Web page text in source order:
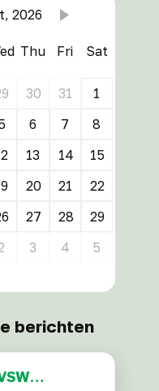
2026
Thu Fri Sat
30 31
1
6 7
8
13 14
15
20 21
22
27 28
29
3 4 5
berichten